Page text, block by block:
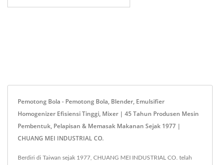
Pemotong Bola - Pemotong Bola, Blender, Emulsifier
Homogenizer Efisiensi Tinggi, Mixer | 45 Tahun Produsen Mesin
Pembentuk, Pelapisan & Memasak Makanan Sejak 1977 |
CHUANG MEI INDUSTRIAL CO.
Berdiri di Taiwan sejak 1977, CHUANG MEI INDUSTRIAL CO. telah